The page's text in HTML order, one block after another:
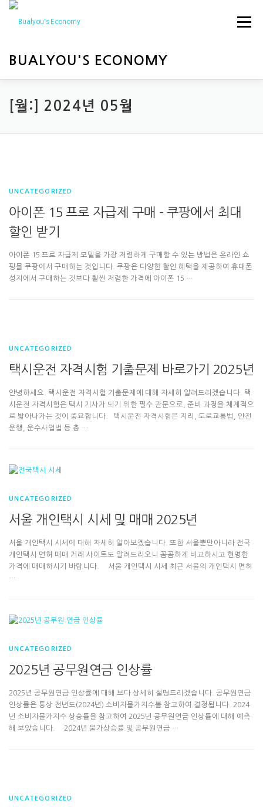
BUALYOU'S ECONOMY
메뉴
HOME 경제 행사
[월:] 2024년 05월
UNCATEGORIZED
아이폰 15 프로 자급제 구매 – 쿠팡에서 최대
할인 받기
아이폰 15 프로 자급제 모델을 가장 저렴하게 구매할 수 있는 방법은 온라인 쇼
핑몰 쿠팡에서 구매하는 것입니다. 쿠팡은 다양한 할인 혜택을 제공하여 휴대폰
성지에서 구매하는 것보다 훨씬 저렴한 가격에 아이폰 15 …
UNCATEGORIZED
택시운전 자격시험 기출문제 바로가기 2025년
안녕하세요. 택시운전 자격시험 기출문제에 대해 자세히 알려드리겠습니다. 택
시운전 자격시험은 택시 기사가 되기 위한 필수 관문으로, 준비 과정을 체계적으
로 밟아나가는 것이 중요합니다. 택시운전 자격시험은 지리, 도로교통법, 안전
운행, 운수사업법 등 총 …
UNCATEGORIZED
서울 개인택시 시세 및 매매 2025년
서울 개인택시 시세에 대해 자세히 알아보겠습니다. 또한 서울뿐만아니라 전국
개인택시 면허 매매 거래 사이트도 알려드리오니 꼼꼼하게 비교하시고 현명한
가격에 매매하시기 바랍니다. 서울 개인택시 시세 최근 서울의 개인택시 면허
…
UNCATEGORIZED
2025년 공무원연금 인상률
2025년 공무원연금 인상률에 대해 보다 상세히 설명드리겠습니다. 공무원연금
인상률은 통상 전년도(2024년) 소비자물가지수를 참고하여 결정됩니다. 2024
년 소비자물가지수 상승률을 참고하여 2025년 공무원연금 인상률에 대해 예측
해 보았습니다. 2024년 물가상승률 및 공무원연금 …
UNCATEGORIZED